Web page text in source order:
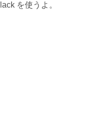
を使うよ。